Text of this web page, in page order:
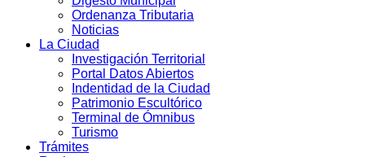
Ordenanza Tributaria
Noticias
La Ciudad
Investigación Territorial
Portal Datos Abiertos
Indentidad de la Ciudad
Patrimonio Escultórico
Terminal de Ómnibus
Turismo
Trámites